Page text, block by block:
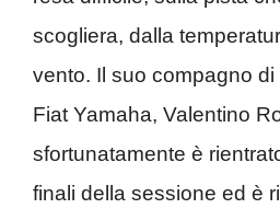
scogliera, dalla
vento. Il suo compagno
Fiat Yamaha, Valentino
sfortunatamente è
finali della sessione ed è